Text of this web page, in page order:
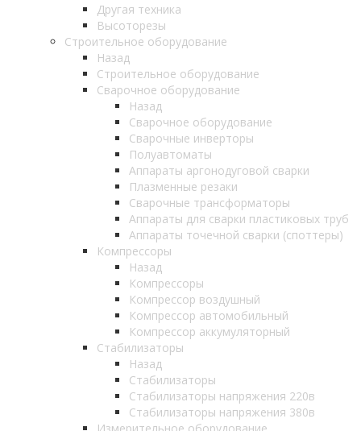
Другая техника
Высоторезы
Строительное оборудование
Назад
Строительное оборудование
Сварочное оборудование
Назад
Сварочное оборудование
Сварочные инверторы
Полуавтоматы
Аппараты аргонодуговой сварки
Плазменные резаки
Сварочные трансформаторы
Аппараты для сварки пластиковых труб
Аппараты точечной сварки (споттеры)
Компрессоры
Назад
Компрессоры
Компрессор воздушный
Компрессор автомобильный
Компрессор аккумуляторный
Стабилизаторы
Назад
Стабилизаторы
Стабилизаторы напряжения 220в
Стабилизаторы напряжения 380в
Измерительное оборудование